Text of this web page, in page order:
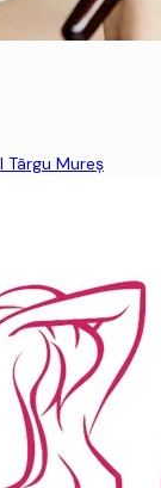
Târgu Mureş